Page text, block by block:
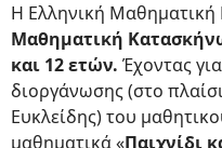
Η Ελληνική Μαθηματική
Μαθηματική
και 12 ετών. Έχοντας
διοργάνωσης (στο
Ευκλείδης) του
μαθηματικά «Παιχνίδι